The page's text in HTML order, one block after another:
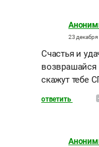
23
Счастья и
возврашайся
скажут тебе
ответить